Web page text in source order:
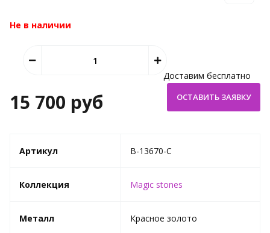
Не в наличии
15 700 руб
Доставим бесплатно
Артикул B-13670-C
Коллекция Magic stones
Металл Красное золото